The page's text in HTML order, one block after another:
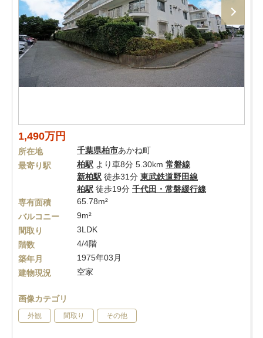
1,490万円
所在地 千葉県柏市あかね町
最寄り駅
柏駅 より車8分 5.30km 常磐線
新柏駅 徒歩31分 東武鉄道野田線
柏駅 徒歩19分 千代田・常磐緩行線
専有面積
65.78m²
バルコニー
9m²
間取り
3LDK
階数
4/4階
築年月
1975年03月
建物現況
空家
画像カテゴリ
外観 間取り その他